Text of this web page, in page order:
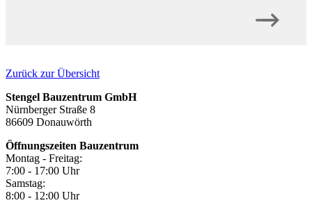
Zurück zur Übersicht
Stengel Bauzentrum GmbH
Nürnberger Straße 8
86609 Donauwörth
Öffnungszeiten Bauzentrum
Montag - Freitag:
7:00 - 17:00 Uhr
Samstag:
8:00 - 12:00 Uhr